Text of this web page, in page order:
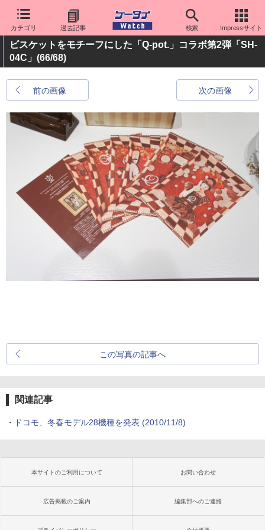
カテゴリ 過去記事 検索 Impressサイト
ビスケットをモチーフにした「Q-pot.」コラボ第2弾「SH-
04C」 (66/68)
前の画像 次の画像
この写真の記事へ
関連記事
・ ドコモ、冬春モデル28機種を発表 (2010/11/8)
本サイトのご利用について お問い合わせ
広告掲載のご案内 編集部へのご連絡